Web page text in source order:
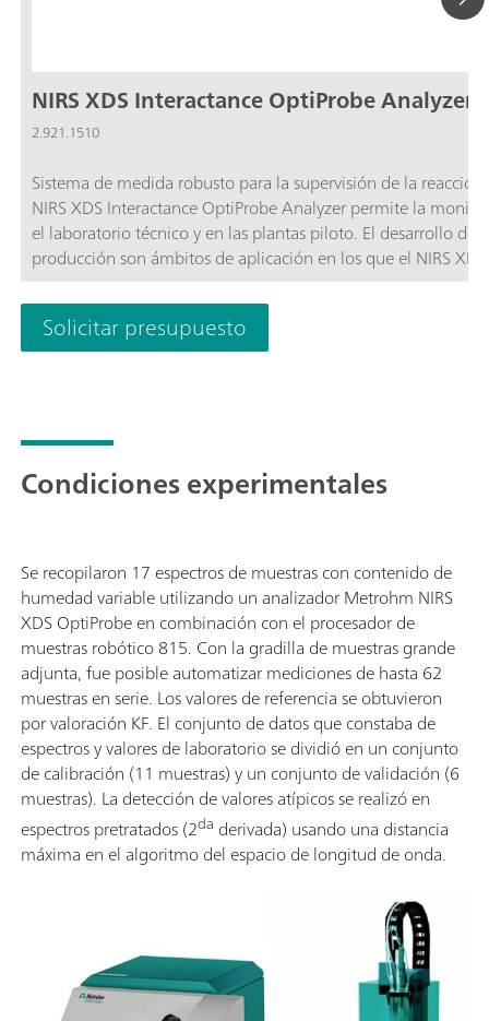
NIRS XDS Interactance OptiProbe Analyzer
2.921.1510
Sistema de medida robusto para la supervisión de la
NIRS XDS Interactance OptiProbe Analyzer permite la
el laboratorio técnico y en las plantas piloto. El desarrollo
producción son ámbitos de aplicación en los que el NIRS
resultados precisos relativos a la identidad y la calidad de
reflexión se miden las materias sólidas, los líquidos de gran
puede utilizar en el análisis de productos acuosos, líquidos
al módulo mediante un analizador, lo que permite realizar
Solicitar presupuesto
Condiciones experimentales
Se recopilaron 17 espectros de muestras con contenido de
humedad variable utilizando un analizador Metrohm NIRS
XDS OptiProbe en combinación con el procesador de
muestras robótico 815. Con la gradilla de muestras grande
adjunta, fue posible automatizar mediciones de hasta 62
muestras en serie. Los valores de referencia se obtuvieron
por valoración KF. El conjunto de datos que constaba de
espectros y valores de laboratorio se dividió en un conjunto
de calibración (11 muestras) y un conjunto de validación (6
muestras). La detección de valores atípicos se realizó en
espectros pretratados (2da derivada) usando una distancia
máxima en el algoritmo del espacio de longitud de onda.